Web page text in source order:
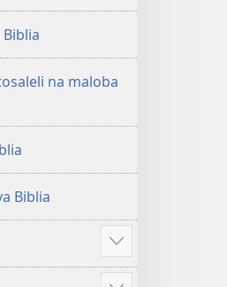
(Ebongisami
na
2023)
na maloba
Biblia
Show
more